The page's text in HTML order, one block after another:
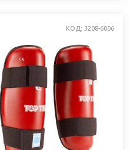
КОД: 3208-6006